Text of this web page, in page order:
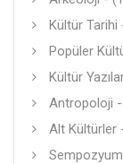
Kültür Tarihi
Popüler
Kültür
Antropoloji
Alt Kültürler